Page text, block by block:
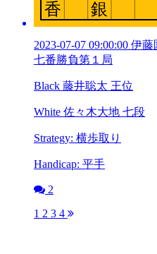
2023-07-07 09:00:00 伊
七番勝負第１局
Black 藤井聡太 王位
White 佐々木大地 七段
Strategy: 横歩取り
Handicap: 平手
2
1 2 3 4